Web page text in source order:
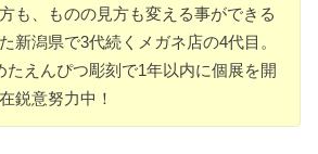
も、ものの見方も変える事ができる
新潟県で3代続くメガネ店の4代目。
たえんぴつ彫刻で1年以内に個展を開
鋭意努力中！